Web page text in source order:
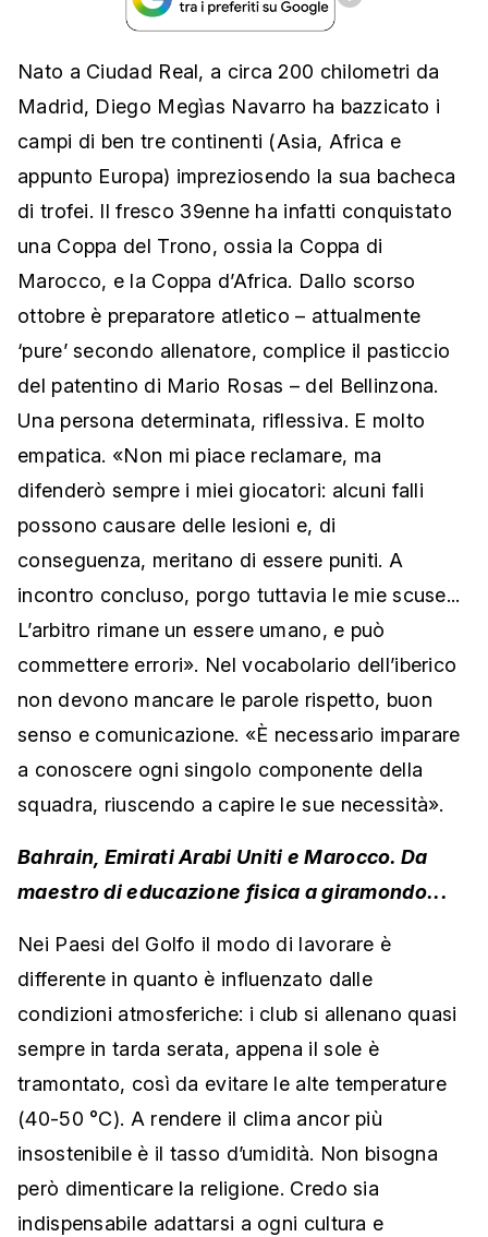
Nato a Ciudad Real, a circa 200 chilometri da
Madrid, Diego Megìas Navarro ha bazzicato i
campi di ben tre continenti (Asia, Africa e
appunto Europa) impreziosendo la sua bacheca
di trofei. Il fresco 39enne ha infatti conquistato
una Coppa del Trono, ossia la Coppa di
Marocco, e la Coppa d’Africa. Dallo scorso
ottobre è preparatore atletico – attualmente
‘pure’ secondo allenatore, complice il pasticcio
del patentino di Mario Rosas – del Bellinzona.
Una persona determinata, riflessiva. E molto
empatica. «Non mi piace reclamare, ma
difenderò sempre i miei giocatori: alcuni falli
possono causare delle lesioni e, di
conseguenza, meritano di essere puniti. A
incontro concluso, porgo tuttavia le mie scuse...
L’arbitro rimane un essere umano, e può
commettere errori». Nel vocabolario dell’iberico
non devono mancare le parole rispetto, buon
senso e comunicazione. «È necessario imparare
a conoscere ogni singolo componente della
squadra, riuscendo a capire le sue necessità».
Bahrain, Emirati Arabi Uniti e Marocco. Da
maestro di educazione fisica a giramondo...
Nei Paesi del Golfo il modo di lavorare è
differente in quanto è influenzato dalle
condizioni atmosferiche: i club si allenano quasi
sempre in tarda serata, appena il sole è
tramontato, così da evitare le alte temperature
(40-50 °C). A rendere il clima ancor più
insostenibile è il tasso d’umidità. Non bisogna
però dimenticare la religione. Credo sia
indispensabile adattarsi a ogni cultura e